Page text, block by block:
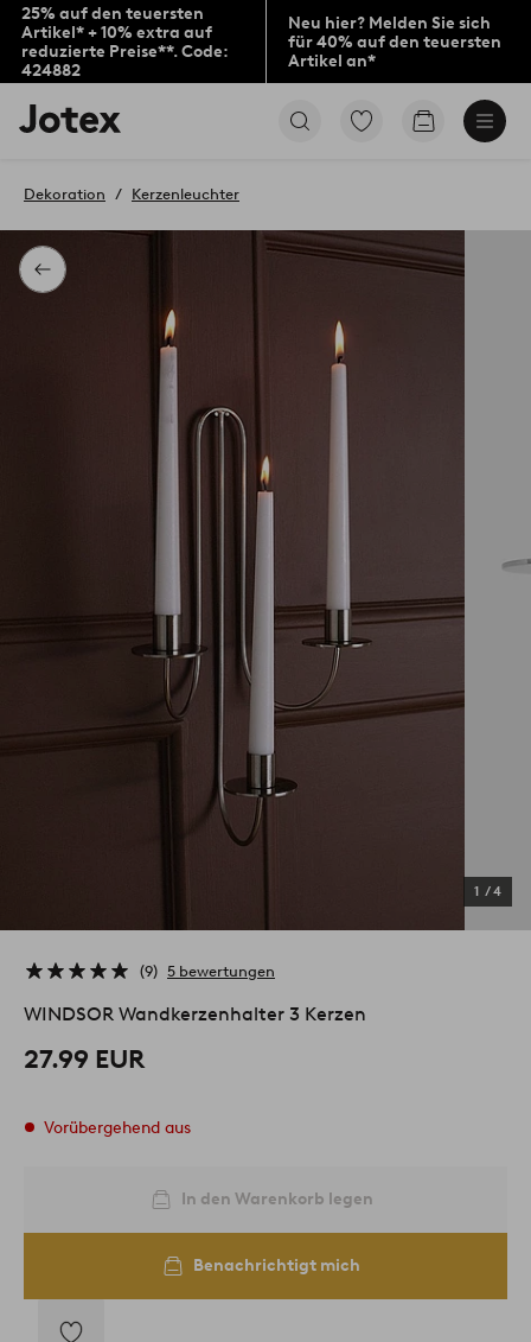
25% auf den teuersten
Artikel* + 10% extra auf
reduzierte Preise**. Code:
424882
Neu hier? Melden Sie sich
für 40% auf den teuersten
Artikel an*
Jotex-
Logo
Startseite
Zu
Produkten
gehen
Zum
Zurück
Dekoration Kerzenleuchter
1 /4
9 5 bewertungen
WINDSOR Wandkerzenhalter 3 Kerzen
27.99 EUR
Vorübergehend aus
In den Warenkorb legen
Benachrichtigt mich